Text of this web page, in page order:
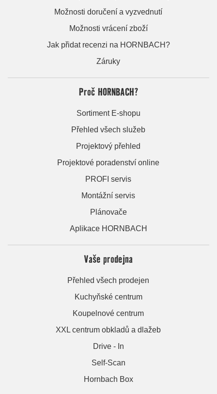
Možnosti doručení a vyzvednutí
Možnosti vrácení zboží
Jak přidat recenzi na HORNBACH?
Záruky
Proč HORNBACH?
Sortiment E-shopu
Přehled všech služeb
Projektový přehled
Projektové poradenství online
PROFI servis
Montážní servis
Plánovače
Aplikace HORNBACH
Vaše prodejna
Přehled všech prodejen
Kuchyňské centrum
Koupelnové centrum
XXL centrum obkladů a dlažeb
Drive - In
Self-Scan
Hornbach Box